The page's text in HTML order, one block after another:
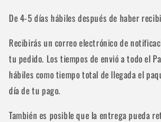
De 4-5 días hábiles después de haber
Recibirás un correo electrónico de
tu pedido. Los tiempos de envió a todo el
hábiles como tiempo total de llegada el
día de tu pago.
También es posible que la entrega pueda